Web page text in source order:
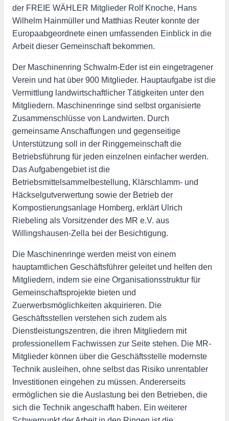
der FREIE WÄHLER Mitglieder Rolf Knoche, Hans
Wilhelm Hainmüller und Matthias Reuter konnte der
Europaabgeordnete einen umfassenden Einblick in die
Arbeit dieser Gemeinschaft bekommen.
Der Maschinenring Schwalm-Eder ist ein eingetragener
Verein und hat über 900 Mitglieder. Hauptaufgabe ist die
Vermittlung landwirtschaftlicher Tätigkeiten unter den
Mitgliedern. Maschinenringe sind selbst organisierte
Zusammenschlüsse von Landwirten. Durch
gemeinsame Anschaffungen und gegenseitige
Unterstützung soll in der Ringgemeinschaft die
Betriebsführung für jeden einzelnen einfacher werden.
Das Aufgabengebiet ist die
Betriebsmittelsammelbestellung, Klärschlamm- und
Häckselgutverwertung sowie der Betrieb der
Kompostierungsanlage Homberg, erklärt Ulrich
Riebeling als Vorsitzender des MR e.V. aus
Willingshausen-Zella bei der Besichtigung.
Die Maschinenringe werden meist von einem
hauptamtlichen Geschäftsführer geleitet und helfen den
Mitgliedern, indem sie eine Organisationsstruktur für
Gemeinschaftsprojekte bieten und
Zuerwerbsmöglichkeiten akquirieren. Die
Geschäftsstellen verstehen sich zudem als
Dienstleistungszentren, die ihren Mitgliedern mit
professionellem Fachwissen zur Seite stehen. Die MR-
Mitglieder können über die Geschäftsstelle modernste
Technik ausleihen, ohne selbst das Risiko unrentabler
Investitionen eingehen zu müssen. Andererseits
ermöglichen sie die Auslastung bei den Betrieben, die
sich die Technik angeschafft haben. Ein weiterer